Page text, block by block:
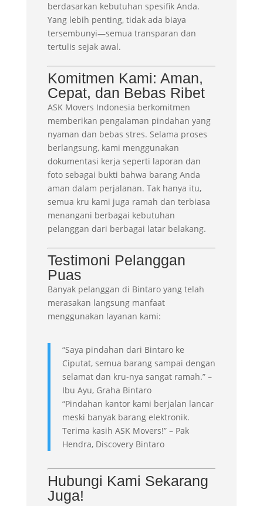
berdasarkan kebutuhan spesifik Anda.
Yang lebih penting, tidak ada biaya
tersembunyi—semua transparan dan
tertulis sejak awal.
Komitmen Kami: Aman,
Cepat, dan Bebas Ribet
ASK Movers Indonesia berkomitmen
memberikan pengalaman pindahan yang
nyaman dan bebas stres. Selama proses
berlangsung, kami menggunakan
dokumentasi kerja seperti laporan dan
foto sebagai bukti bahwa barang Anda
aman dalam perjalanan. Tak hanya itu,
semua kru kami juga ramah dan terbiasa
menangani berbagai kebutuhan
pelanggan dari berbagai latar belakang.
Testimoni Pelanggan
Puas
Banyak pelanggan di Bintaro yang telah
merasakan langsung manfaat
menggunakan layanan kami:
“Saya pindahan dari Bintaro ke
Ciputat, semua barang sampai dengan
selamat dan kru-nya sangat ramah.” –
Ibu Ayu, Graha Bintaro
“Pindahan kantor kami berjalan lancar
meski banyak barang elektronik.
Terima kasih ASK Movers!” – Pak
Hendra, Discovery Bintaro
Hubungi Kami Sekarang
Juga!